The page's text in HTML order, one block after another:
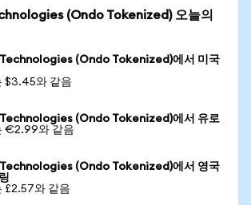
(Ondo Tokenized) 오늘의
(Ondo Tokenized)에서 미국
$3.45와 같음
(Ondo Tokenized)에서 유로
€2.99와 같음
(Ondo Tokenized)에서 영국
£2.57와 같음